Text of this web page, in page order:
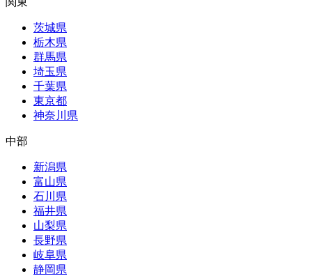
茨城県
栃木県
群馬県
埼玉県
千葉県
東京都
神奈川県
中部
新潟県
富山県
石川県
福井県
山梨県
長野県
岐阜県
静岡県